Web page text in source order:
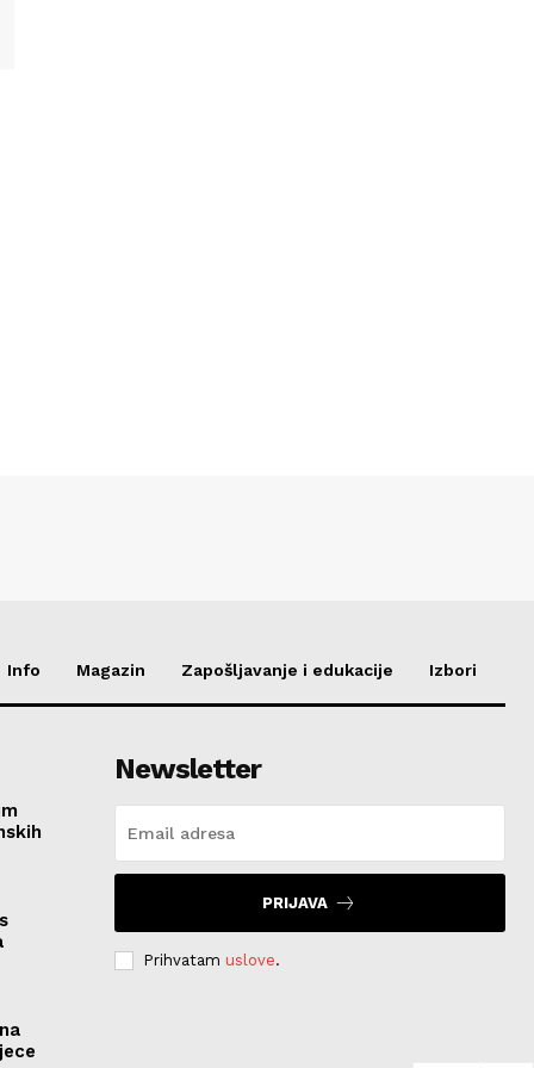
Info Magazin Zapošljavanje i edukacije Izbori
Newsletter
PRIJAVA
Prihvatam uslove.